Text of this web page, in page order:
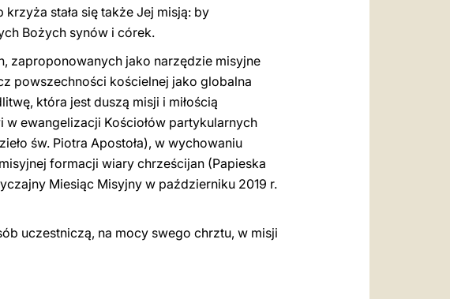
krzyża stała się także Jej misją: by
Bożych synów i córek.
zaproponowanych jako narzędzie misyjne
powszechności kościelnej jako globalna
która jest duszą misji i miłością
ewangelizacji Kościołów partykularnych
św. Piotra Apostoła), w wychowaniu
formacji wiary chrześcijan (Papieska
Miesiąc Misyjny w październiku 2019 r.
uczestniczą, na mocy swego chrztu, w misji